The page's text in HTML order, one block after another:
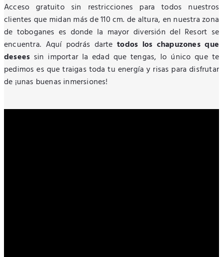
Acceso gratuito sin restricciones para todos nuestros
clientes que midan más de 110 cm. de altura, en nuestra zona
de toboganes es donde la mayor diversión del Resort se
encuentra. Aquí podrás dartetodos los chapuzones que
desees sin importar la edad que tengas, lo único que te
pedimos es que traigas toda tu energía y risas para disfrutar
de ¡unas buenas inmersiones!